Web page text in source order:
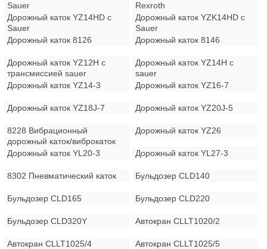
Sauer
Rexroth
Дорожный каток YZ14HD с
Sauer
Дорожный каток YZK14HD с
Sauer
Дорожный каток 8126
Дорожный каток 8146
Дорожный каток YZ12H с
трансмиссией sauer
Дорожный каток YZ14H с
sauer
Дорожный каток YZ14-3
Дорожный каток YZ16-7
Дорожный каток YZ18J-7 Дорожный каток YZ20J-5
8228 Вибрационный
дорожный каток/виброкаток
Дорожный каток YZ26
Дорожный каток YL20-3 Дорожный каток YL27-3
8302 Пневматический каток Бульдозер CLD140
Бульдозер CLD165 Бульдозер CLD220
Бульдозер CLD320Y Автокран CLLT1020/2
Автокран CLLT1025/4 Автокран CLLT1025/5